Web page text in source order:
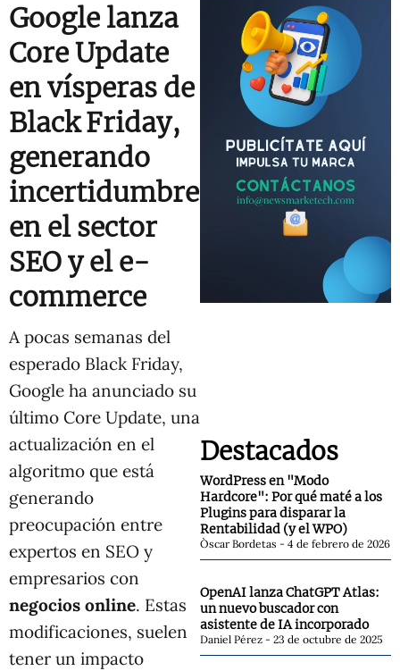
Google lanza
Core Update
en vísperas de
Black Friday,
generando
incertidumbre
en el sector
SEO y el e-
commerce
A pocas semanas del
esperado Black Friday,
Google ha anunciado su
último Core Update, una
actualización en el
algoritmo que está
generando
preocupación entre
expertos en SEO y
empresarios con
negocios online. Estas
modificaciones, suelen
tener un impacto
Destacados
WordPress en "Modo
Hardcore": Por qué maté a los
Plugins para disparar la
Rentabilidad (y el WPO)
Òscar Bordetas 4 de febrero de 2026
OpenAI lanza ChatGPT Atlas:
un nuevo buscador con
asistente de IA incorporado
Daniel Pérez 23 de octubre de 2025